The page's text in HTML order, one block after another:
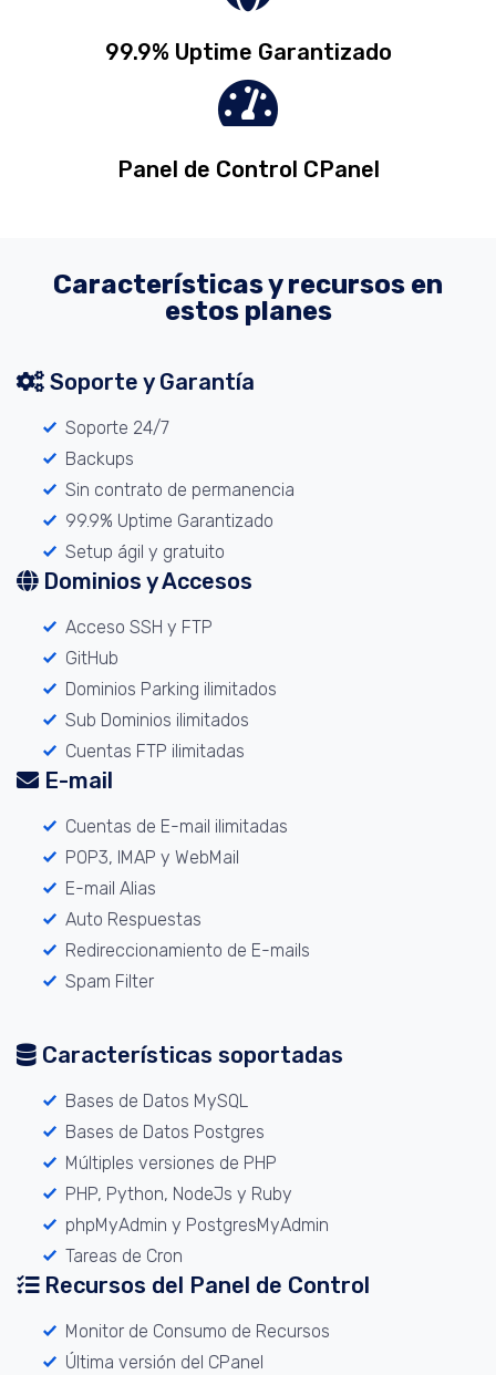
99.9% Uptime Garantizado
Panel de Control CPanel
Características y recursos en
estos planes
Soporte y Garantía
Soporte 24/7
Backups
Sin contrato de permanencia
99.9% Uptime Garantizado
Setup ágil y gratuito
Dominios y Accesos
Acceso SSH y FTP
GitHub
Dominios Parking ilimitados
Sub Dominios ilimitados
Cuentas FTP ilimitadas
E-mail
Cuentas de E-mail ilimitadas
POP3, IMAP y WebMail
E-mail Alias
Auto Respuestas
Redireccionamiento de E-mails
Spam Filter
Características soportadas
Bases de Datos MySQL
Bases de Datos Postgres
Múltiples versiones de PHP
PHP, Python, NodeJs y Ruby
phpMyAdmin y PostgresMyAdmin
Tareas de Cron
Recursos del Panel de Control
Monitor de Consumo de Recursos
Última versión del CPanel